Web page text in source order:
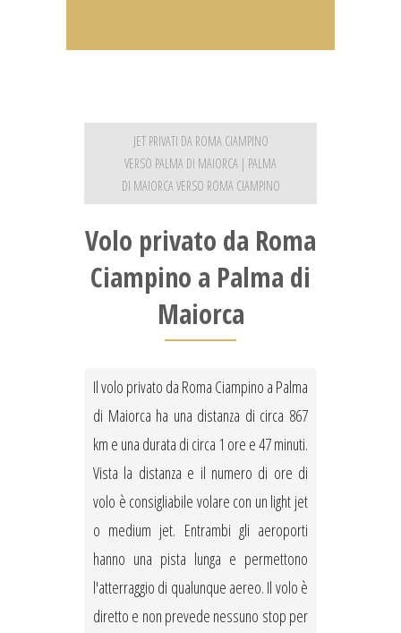
JET PRIVATI DA ROMA CIAMPINO
VERSO PALMA DI MAIORCA | PALMA
DI MAIORCA VERSO ROMA CIAMPINO
Volo privato da Roma
Ciampino a Palma di
Maiorca
Il volo privato da Roma Ciampino a Palma
di Maiorca ha una distanza di circa 867
km e una durata di circa 1 ore e 47 minuti.
Vista la distanza e il numero di ore di
volo è consigliabile volare con un light jet
o medium jet. Entrambi gli aeroporti
hanno una pista lunga e permettono
l'atterraggio di qualunque aereo. Il volo è
diretto e non prevede nessuno stop per